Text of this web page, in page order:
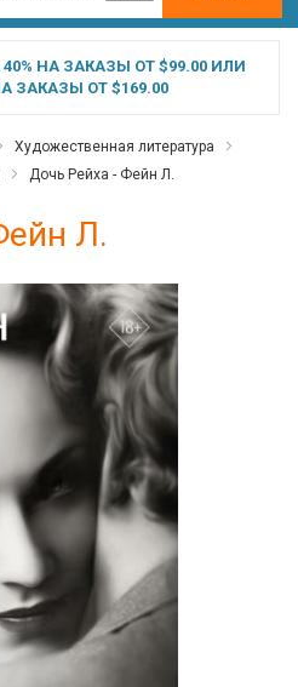
НА ЗАКАЗЫ ОТ $99.00 ИЛИ
ЗАКАЗЫ ОТ $169.00
Художественная литература
Дочь Рейха - Фейн Л.
Л.